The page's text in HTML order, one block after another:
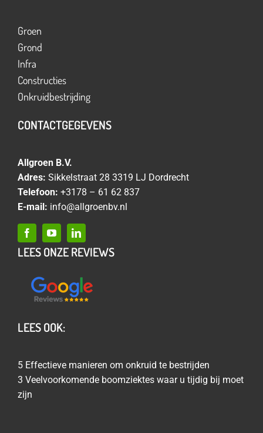
Groen
Grond
Infra
Constructies
Onkruidbestrijding
CONTACTGEGEVENS
Allgroen B.V.
Adres: Sikkelstraat 28 3319 LJ Dordrecht
Telefoon: +3178 – 61 62 837
E-mail: info@allgroenbv.nl
LEES ONZE REVIEWS
LEES OOK:
5 Effectieve manieren om onkruid te bestrijden
3 Veelvoorkomende boomziektes waar u tijdig bij moet
zijn